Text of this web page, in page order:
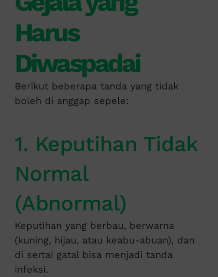
Harus
Diwaspadai
Berikut beberapa tanda yang tidak
boleh di anggap sepele:
1. Keputihan Tidak
Normal
(Abnormal)
Keputihan yang berbau, berwarna
(kuning, hijau, atau keabu-abuan), dan
di sertai gatal bisa menjadi tanda
infeksi.